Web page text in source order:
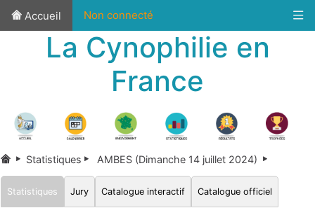
Accueil Non connecté
La Cynophilie en
France
Statistiques AMBES (Dimanche 14 juillet 2024)
Statistiques Jury Catalogue interactif Catalogue officiel